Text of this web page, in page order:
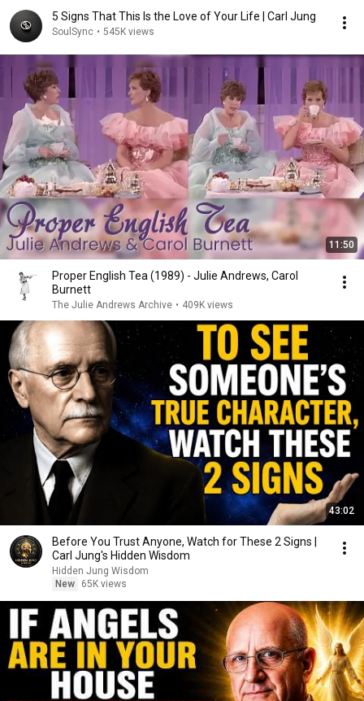
5 Signs That This Is the Love of Your Life | Carl Jung
SoulSync • 545K views
11:50
Proper English Tea (1989) - Julie Andrews, Carol
Burnett
The Julie Andrews Archive • 409K views
43:02
Before You Trust Anyone, Watch for These 2 Signs |
Carl Jung's Hidden Wisdom
Hidden Jung Wisdom
New
65K views